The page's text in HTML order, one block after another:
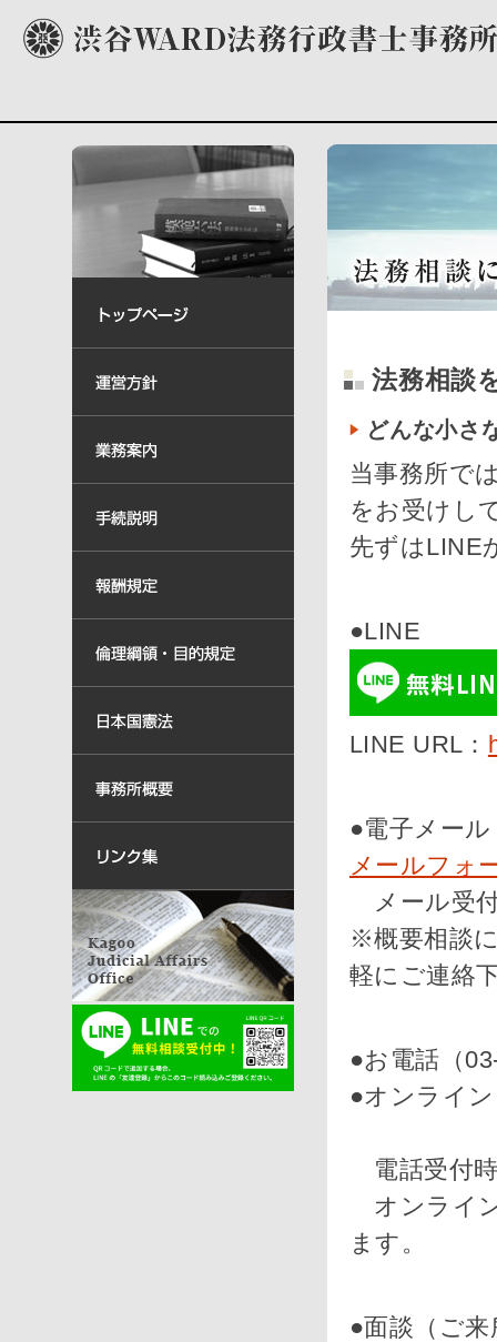
法務相談
どんな小さ
当事務所で
をお受けし
先ずはLINE
●LINE
LINE URL：
●電子メール
メールフォ
メール受
※概要相談
軽にご連絡
●お電話（
●オンライ
電話受付
オンライ
ます。
●面談（ご